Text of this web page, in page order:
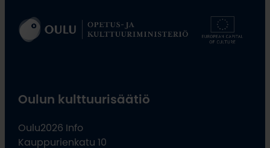
Oulun kulttuurisäätiö
Oulu2026 Info
Kauppurienkatu 10